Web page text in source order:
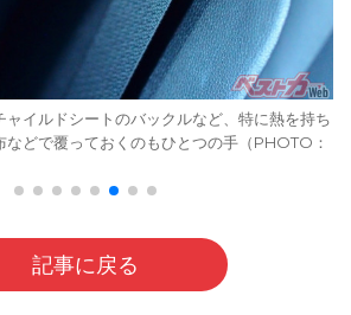
ャイルドシートのバックルなど、特に熱を持ち
どで覆っておくのもひとつの手（PHOTO：
記事に戻る